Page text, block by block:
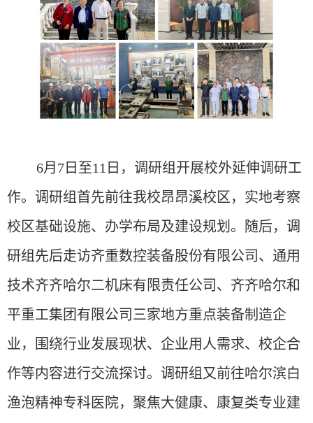
6月 7日至11 日，调研组开展校外延伸调研工
作。 调研组 首先前往我校昂昂溪校区， 实地考察
校区基础设施、办学布局及建设规划。
随后， 调
研组先后走访齐重数控装备股份有限公司、通用
技术齐齐哈尔二机床有限责任公司、齐齐哈尔和
平重工集团有限公司三家地方重点装备制造企
业， 围绕行业发展现状、企业用人需求、校企合
作等内容进行交流探讨。调研组 又前往哈尔滨白
渔泡精神专科医院， 聚焦大健康、康复类专业建